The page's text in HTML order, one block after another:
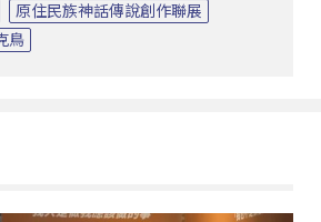
原住民族神話傳說創作聯展
鳥